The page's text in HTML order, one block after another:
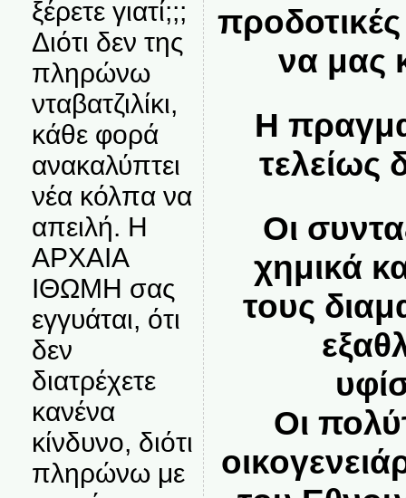
ξέρετε γιατί;;;
Διότι δεν της
πληρώνω
νταβατζιλίκι,
κάθε φορά
ανακαλύπτει
νέα κόλπα να
απειλή. Η
ΑΡΧΑΙΑ
ΙΘΩΜΗ σας
εγγυάται, ότι
δεν
διατρέχετε
κανένα
κίνδυνο, διότι
πληρώνω με
να μας
Η
τελείως
Οι
χημικά
τους
Οι